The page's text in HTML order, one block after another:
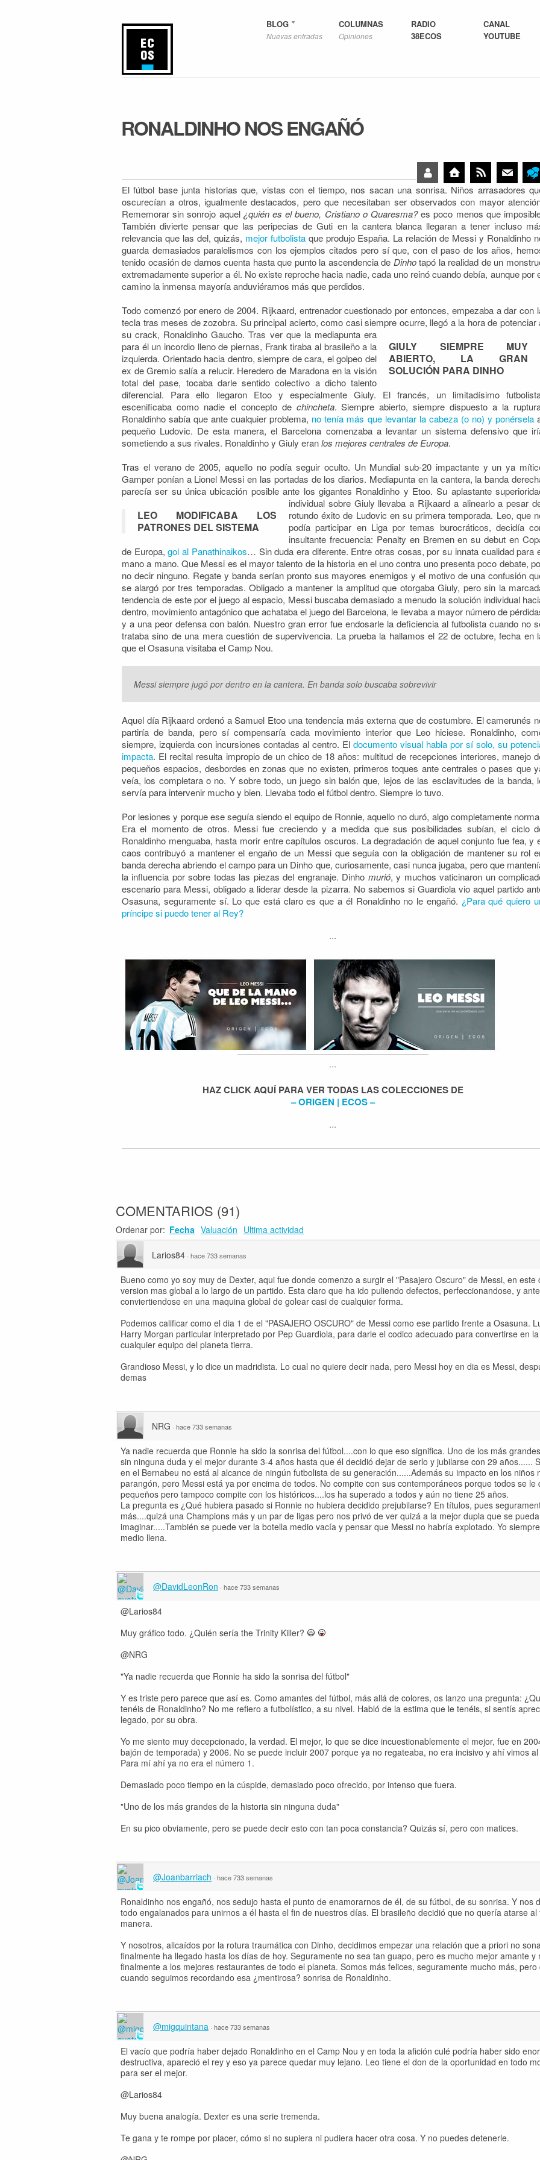
BLOG
Nuevas entradas
COLUMNAS
Opiniones
RADIO
38ECOS
CANAL
YOUTUBE
RONALDINHO NOS ENGAÑÓ
El fútbol base junta historias que, vistas con el tiempo, nos sacan una sonrisa. Niños arrasadores
oscurecían a otros, igualmente destacados, pero que necesitaban ser observados con mayor
Rememorar sin sonrojo aquel ¿quién es el bueno, Cristiano o Quaresma?es poco menos que
También divierte pensar que las peripecias de Guti en la cantera blanca llegaran a tener incluso
relevancia que las del, quizás, mejor futbolistaque produjo España. La relación de Messi y Ronaldinho
guarda demasiados paralelismos con los ejemplos citados pero sí que, con el paso de los años,
tenido ocasión de darnos cuenta hasta que punto la ascendencia de Dinhotapó la realidad de un
extremadamente superior a él. No existe reproche hacia nadie, cada uno reinó cuando debía, aunque por
camino la inmensa mayoría anduviéramos más que perdidos.
Todo comenzó por enero de 2004. Rijkaard, entrenador cuestionado por entonces, empezaba a dar con
tecla tras meses de zozobra. Su principal acierto, como casi siempre ocurre, llegó a la hora
GIULY SIEMPRE MUY
ABIERTO, LA GRAN
SOLUCIÓN PARA DINHO
de potenciar
su crack, Ronaldinho Gaucho. Tras ver que la mediapunta era
para él un incordio lleno de piernas, Frank tiraba al brasileño a la
izquierda. Orientado hacia dentro, siempre de cara, el golpeo del
ex de Gremio salía a relucir. Heredero de Maradona en la visión
total del pase, tocaba darle sentido colectivo a dicho talento
diferencial. Para ello llegaron Etoo y especialmente Giuly. El francés, un limitadísimo
escenificaba como nadie el concepto de chincheta. Siempre abierto, siempre dispuesto a la
Ronaldinho sabía que ante cualquier problema, no tenía más que levantar la cabeza (o no) y ponérsela
pequeño Ludovic. De esta manera, el Barcelona comenzaba a levantar un sistema defensivo que
sometiendo a sus rivales. Ronaldinho y Giuly eranlos mejores centrales de Europa.
Tras el verano de 2005, aquello no podía seguir oculto. Un Mundial sub-20 impactante y un ya
Gamper ponían a Lionel Messi en las portadas de los diarios. Mediapunta en la cantera, la banda
parecía ser su única ubicación posible ante los gigantes Ronaldinho
LEO MODIFICABA LOS
PATRONES DEL SISTEMA
y Etoo. Su aplastante
individual sobre Giuly llevaba a Rijkaard a alinearlo a pesar
rotundo éxito de Ludovic en su primera temporada. Leo, que
podía participar en Liga por temas burocráticos, decidía
insultante frecuencia: Penalty en Bremen en su debut en
de Europa,gol al Panathinaikos… Sin duda era diferente. Entre otras cosas, por su innata cualidad para
mano a mano. Que Messi es el mayor talento de la historia en el uno contra uno presenta poco debate,
no decir ninguno. Regate y banda serían pronto sus mayores enemigos y el motivo de una confusión
se alargó por tres temporadas. Obligado a mantener la amplitud que otorgaba Giuly, pero sin la
tendencia de este por el juego al espacio, Messi buscaba demasiado a menudo la solución individual
dentro, movimiento antagónico que achataba el juego del Barcelona, le llevaba a mayor número de
y a una peor defensa con balón. Nuestro gran error fue endosarle la deficiencia al futbolista cuando no
trataba sino de una mera cuestión de supervivencia. La prueba la hallamos el 22 de octubre, fecha en
que el Osasuna visitaba el Camp Nou.
Messi siempre jugó por dentro en la cantera. En banda solo buscaba sobrevivir
Aquel día Rijkaard ordenó a Samuel Etoo una tendencia más externa que de costumbre. El camerunés
partiría de banda, pero sí compensaría cada movimiento interior que Leo hiciese. Ronaldinho,
siempre, izquierda con incursiones contadas al centro. El documento visual habla por sí solo, su
impacta. El recital resulta impropio de un chico de 18 años: multitud de recepciones interiores, manejo
pequeños espacios, desbordes en zonas que no existen, primeros toques ante centrales o pases que
veía, los completara o no. Y sobre todo, un juego sin balón que, lejos de las esclavitudes de la banda,
servía para intervenir mucho y bien. Llevaba todo el fútbol dentro. Siempre lo tuvo.
Por lesiones y porque ese seguía siendo el equipo de Ronnie, aquello no duró, algo completamente
Era el momento de otros. Messi fue creciendo y a medida que sus posibilidades subían, el ciclo
Ronaldinho menguaba, hasta morir entre capítulos oscuros. La degradación de aquel conjunto fue fea, y
caos contribuyó a mantener el engaño de un Messi que seguía con la obligación de mantener su rol
banda derecha abriendo el campo para un Dinho que, curiosamente, casi nunca jugaba, pero que
la influencia por sobre todas las piezas del engranaje. Dinho murió, y muchos vaticinaron un
escenario para Messi, obligado a liderar desde la pizarra. No sabemos si Guardiola vio aquel partido
Osasuna, seguramente sí. Lo que está claro es que a él Ronaldinho no le engañó. ¿Para qué quiero
príncipe si puedo tener al Rey?
···
···
HAZ CLICK AQUÍ PARA VER TODAS LAS COLECCIONES DE
– ORIGEN | ECOS –
···
COMENTARIOS (91)
Ordenar por: Fecha Valuación Ultima actividad
Larios84 · hace 733 semanas
Bueno como yo soy muy de Dexter, aqui fue donde comenzo a surgir el "Pasajero Oscuro" de Messi, en este
version mas global a lo largo de un partido. Esta claro que ha ido puliendo defectos, perfeccionandose, y
conviertiendose en una maquina global de golear casi de cualquier forma.
Podemos calificar como el dia 1 de el "PASAJERO OSCURO" de Messi como ese partido frente a Osasuna.
Harry Morgan particular interpretado por Pep Guardiola, para darle el codico adecuado para convertirse en
cualquier equipo del planeta tierra.
Grandioso Messi, y lo dice un madridista. Lo cual no quiere decir nada, pero Messi hoy en dia es Messi,
demas
NRG · hace 733 semanas
Ya nadie recuerda que Ronnie ha sido la sonrisa del fútbol....con lo que eso significa. Uno de los más
sin ninguna duda y el mejor durante 3-4 años hasta que él decidió dejar de serlo y jubilarse con 29 años......
en el Bernabeu no está al alcance de ningún futbolista de su generación......Además su impacto en los niños
parangón, pero Messi está ya por encima de todos. No compite con sus contemporáneos porque todos se le
pequeños pero tampoco compite con los históricos....los ha superado a todos y aún no tiene 25 años.
La pregunta es ¿Qué hubiera pasado si Ronnie no hubiera decidido prejubilarse? En títulos, pues
más....quizá una Champions más y un par de ligas pero nos privó de ver quizá a la mejor dupla que se pueda
imaginar.....También se puede ver la botella medio vacía y pensar que Messi no habría explotado. Yo
medio llena.
@DavidLeonRon · hace 733 semanas
@Larios84
Muy gráfico todo. ¿Quién sería the Trinity Killer?
@NRG
"Ya nadie recuerda que Ronnie ha sido la sonrisa del fútbol"
Y es triste pero parece que así es. Como amantes del fútbol, más allá de colores, os lanzo una pregunta:
tenéis de Ronaldinho? No me refiero a futbolístico, a su nivel. Habló de la estima que le tenéis, si sentís
legado, por su obra.
Yo me siento muy decepcionado, la verdad. El mejor, lo que se dice incuestionablemente el mejor, fue en
bajón de temporada) y 2006. No se puede incluir 2007 porque ya no regateaba, no era incisivo y ahí vimos
Para mí ahí ya no era el número 1.
Demasiado poco tiempo en la cúspide, demasiado poco ofrecido, por intenso que fuera.
"Uno de los más grandes de la historia sin ninguna duda"
En su pico obviamente, pero se puede decir esto con tan poca constancia? Quizás sí, pero con matices.
@Joanbarriach · hace 733 semanas
Ronaldinho nos engañó, nos sedujo hasta el punto de enamorarnos de él, de su fútbol, de su sonrisa. Y nos
todo engalanados para unirnos a él hasta el fin de nuestros días. El brasileño decidió que no quería atarse al
manera.
Y nosotros, alicaídos por la rotura traumática con Dinho, decidimos empezar una relación que a priori no
finalmente ha llegado hasta los días de hoy. Seguramente no sea tan guapo, pero es mucho mejor amante y
finalmente a los mejores restaurantes de todo el planeta. Somos más felices, seguramente mucho más, pero
cuando seguimos recordando esa ¿mentirosa? sonrisa de Ronaldinho.
@migquintana · hace 733 semanas
El vacío que podría haber dejado Ronaldinho en el Camp Nou y en toda la afición culé podría haber sido
destructiva, apareció el rey y eso ya parece quedar muy lejano. Leo tiene el don de la oportunidad en todo
para ser el mejor.
@Larios84
Muy buena analogía. Dexter es una serie tremenda.
Te gana y te rompe por placer, cómo si no supiera ni pudiera hacer otra cosa. Y no puedes detenerle.